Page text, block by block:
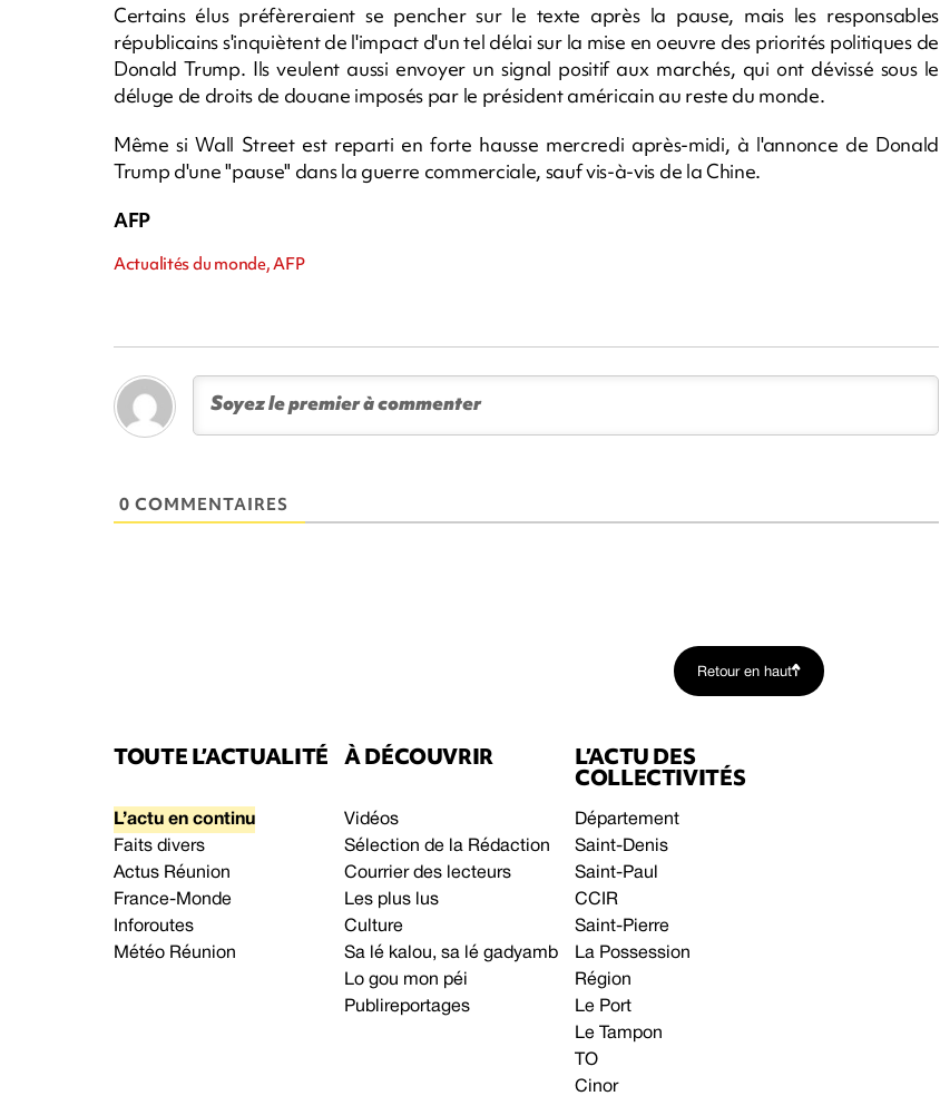
Certains élus préfèreraient se pencher sur le texte après la pause, mais les responsables
républicains s'inquiètent de l'impact d'un tel délai sur la mise en oeuvre des priorités politiques de
Donald Trump. Ils veulent aussi envoyer un signal positif aux marchés, qui ont dévissé sous le
déluge de droits de douane imposés par le président américain au reste du monde.
Même si Wall Street est reparti en forte hausse mercredi après-midi, à l'annonce de Donald
Trump d'une "pause" dans la guerre commerciale, sauf vis-à-vis de la Chine.
AFP
Actualités du monde, AFP
0 COMMENTAIRES
Retour en haut
TOUTE L’ACTUALITÉ
L’actu en continu
Faits divers
Actus Réunion
France-Monde
Inforoutes
Météo Réunion
À DÉCOUVRIR
Vidéos
Sélection de la Rédaction
Courrier des lecteurs
Les plus lus
Culture
Sa lé kalou, sa lé gadyamb
Lo gou mon péi
Publireportages
L’ACTU DES
COLLECTIVITÉS
Département
Saint-Denis
Saint-Paul
CCIR
Saint-Pierre
La Possession
Région
Le Port
Le Tampon
TO
Cinor